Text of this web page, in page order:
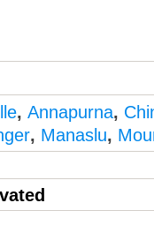
, Annapurna,
, Manaslu,